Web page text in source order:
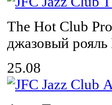
The Hot Club
джазовый
25.08